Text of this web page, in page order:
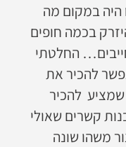
היה במקום מה
בכמה חופים
החלטתי
להכיר את
שמציע להכיר
קשרים שאולי
משהו שונה